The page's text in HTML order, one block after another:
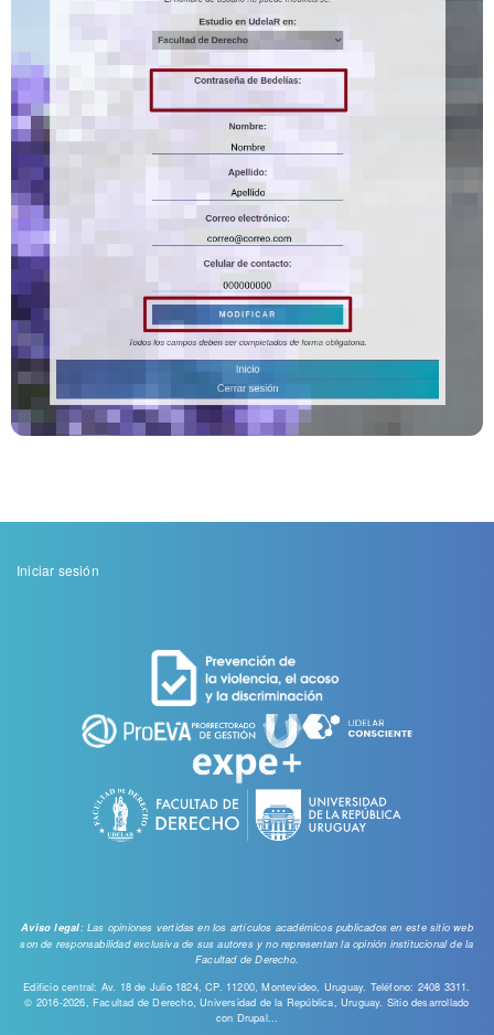
Menu
Iniciar sesión
Aviso legal: Las opiniones vertidas en los artículos académicos publicados en este sitio web
son de responsabilidad exclusiva de sus autores y no representan la opinión institucional de la
Facultad de Derecho.
Edificio central: Av. 18 de Julio 1824, CP. 11200, Montevideo, Uruguay. Teléfono: 2408 3311.
© 2016-2026, Facultad de Derecho, Universidad de la República, Uruguay. Sitio desarrollado
con Drupal...